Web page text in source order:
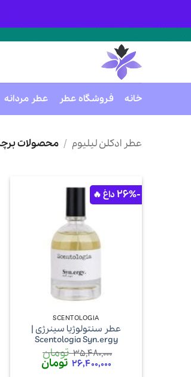
خانه فروشگاه عطر عطر مردانه
عطر ادکلن لیلیوم / محصولات
-26%
SCENTOLOGIA
عطر سنتولوژیا سینرژی |
Scentologia Syn.ergy
35,480,000 تومان
قیمت
اصلی
26,400,000 تومان